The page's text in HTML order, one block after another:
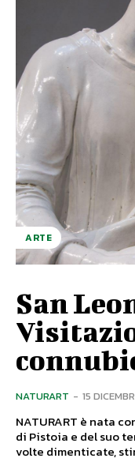
ARTE
San
NATURART - 15
NATURART è nata
di Pistoia e del suo
volte dimenticate,